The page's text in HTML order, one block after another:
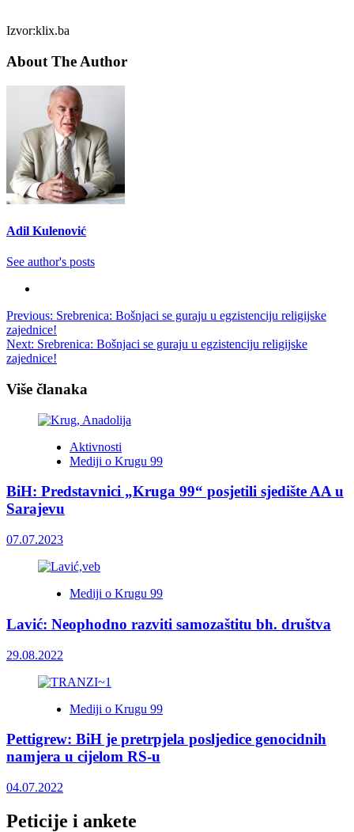
Izvor:klix.ba
About The Author
Adil Kulenović
See author's posts
Post
navigation
Previous: Srebrenica: Bošnjaci se guraju u egzistenciju religijske
zajednice!
Next: Srebrenica: Bošnjaci se guraju u egzistenciju religijske
zajednice!
Više članaka
Aktivnosti
Mediji o Krugu 99
BiH: Predstavnici „Kruga 99“ posjetili sjedište AA u
Sarajevu
07.07.2023
Mediji o Krugu 99
Lavić: Neophodno razviti samozaštitu bh. društva
29.08.2022
Mediji o Krugu 99
Pettigrew: BiH je pretrpjela posljedice genocidnih
namjera u cijelom RS-u
04.07.2022
Peticije i ankete